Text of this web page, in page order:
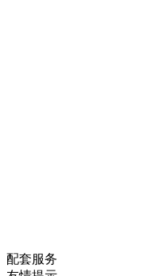
配套服务